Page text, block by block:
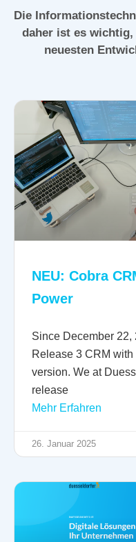
Die
daher ist es
neuesten
NEU: Cobra
Power
Since December 22,
Release 3 CRM
version. We at
release
Mehr Erfahren
26. Januar 2025